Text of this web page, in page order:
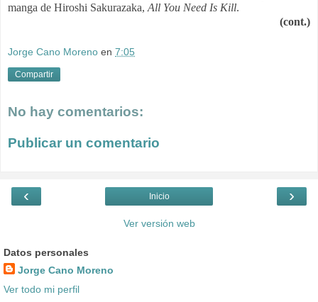
manga de Hiroshi Sakurazaka, All You Need Is Kill.
(cont.)
Jorge Cano Moreno en 7:05
Compartir
No hay comentarios:
Publicar un comentario
‹ ›
Inicio
Ver versión web
Datos personales
Jorge Cano Moreno
Ver todo mi perfil